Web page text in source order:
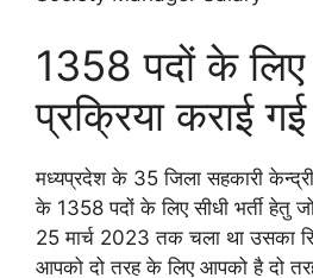
1358 पदों के लिए
प्रक्रिया कराई
मध्यप्रदेश के 35 जिला सहकारी
के 1358 पदों के लिए सीधी भर्ती हेतु
25 मार्च 2023 तक चला था उसका
आपको दो तरह के लिए आपको है दो